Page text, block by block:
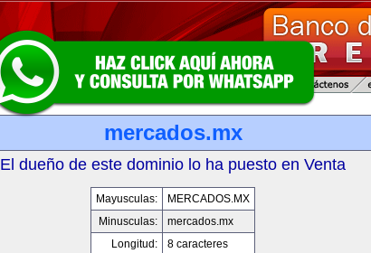
mercados.mx
El dueño de este dominio lo ha puesto en Venta
Mayusculas:
MERCADOS.MX
Minusculas:
mercados.mx
Longitud:
8 caracteres